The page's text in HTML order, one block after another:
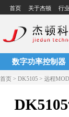
首页 关于杰顿 行
数字功率控制器
首页 > DK5105 > 远程